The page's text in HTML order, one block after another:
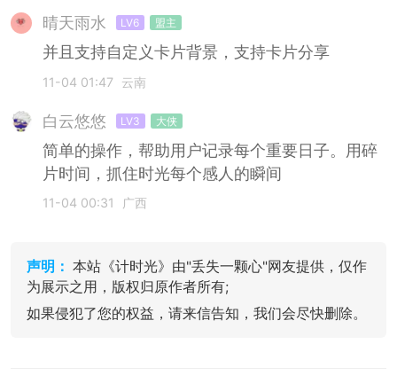
晴天雨水 LV6 盟主
并且支持自定义卡片背景，支持卡片分享
11-04 01:47 云南
白云悠悠 LV3 大侠
简单的操作，帮助用户记录每个重要日子。用碎
片时间，抓住时光每个感人的瞬间
11-04 00:31 广西
声明： 本站《计时光》由"丢失一颗心"网友提供，仅作
为展示之用，版权归原作者所有;
如果侵犯了您的权益，请来信告知，我们会尽快删除。